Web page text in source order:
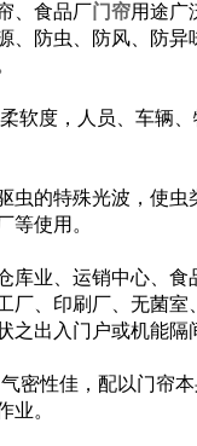
、食品厂门帘用途广
、防虫、防风、防异
软度，人员、车辆
虫的特殊光波，使虫
等使用。
库业、运销中心、食
厂、 印刷厂、无菌室
之出入门户或机能隔
密性佳，配以门帘
业。